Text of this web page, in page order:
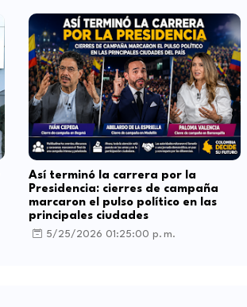
Así terminó la carrera por la
Presidencia: cierres de campaña
marcaron el pulso político en las
principales ciudades
5/25/2026 01:25:00 p. m.